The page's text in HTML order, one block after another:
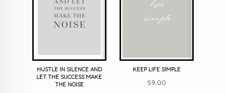
HUSTLE IN SILENCE AND
LET THE SUCCESS MAKE
THE NOISE
KEEP LIFE SIMPLE
Pris
59,00